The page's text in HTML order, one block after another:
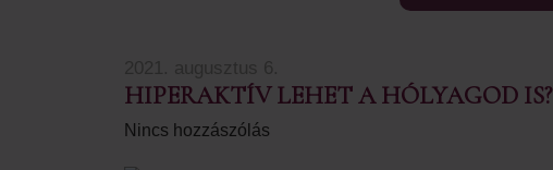
HIPERAKTÍV LEHET A HÓLYAGOD IS?
Nincs hozzászólás